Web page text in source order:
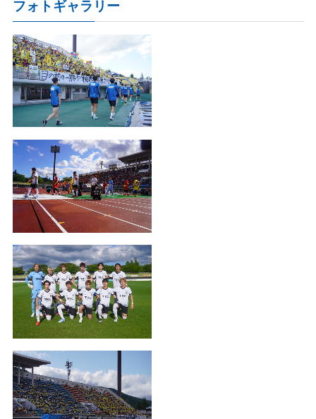
フォトギャラリー